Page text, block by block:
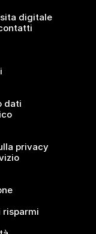
digitale
dati
privacy
risparmi